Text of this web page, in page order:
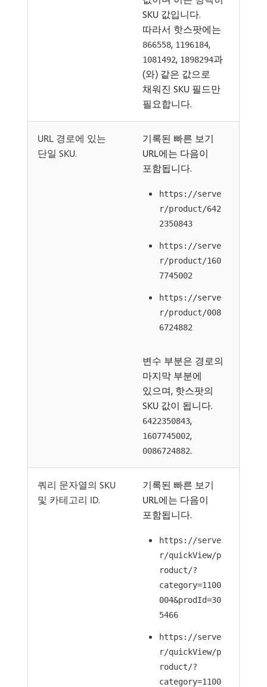
SKU 값입니다.
따라서 핫스팟에는
866558, 1196184,
1081492, 1898294과
(와) 같은 값으로
채워진 SKU 필드만
필요합니다.
URL 경로에 있는
단일 SKU.
기록된 빠른 보기
URL에는 다음이
포함됩니다.
https://serve
r/product/642
2350843
https://serve
r/product/160
7745002
https://serve
r/product/008
6724882
변수 부분은 경로의
마지막 부분에
있으며, 핫스팟의
SKU 값이 됩니다.
6422350843,
1607745002,
0086724882.
쿼리 문자열의 SKU
및 카테고리 ID.
기록된 빠른 보기
URL에는 다음이
포함됩니다.
https://serve
r/quickView/p
roduct/?
category=1100
004&prodId=30
5466
https://serve
r/quickView/p
roduct/?
category=1100